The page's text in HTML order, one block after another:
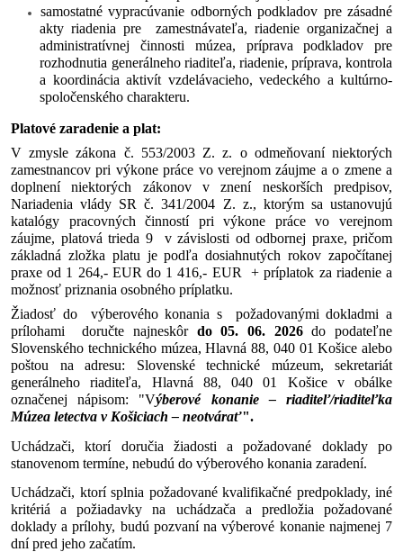
samostatné vypracúvanie odborných podkladov pre zásadné
akty riadenia pre zamestnávateľa, riadenie organizačnej a
administratívnej činnosti múzea, príprava podkladov pre
rozhodnutia generálneho riaditeľa, riadenie, príprava, kontrola
a koordinácia aktivít vzdelávacieho, vedeckého a kultúrno-
spoločenského charakteru.
Platové zaradenie a plat:
V zmysle zákona č. 553/2003 Z. z. o odmeňovaní niektorých
zamestnancov pri výkone práce vo verejnom záujme a o zmene a
doplnení niektorých zákonov v znení neskorších predpisov,
Nariadenia vlády SR č. 341/2004 Z. z., ktorým sa ustanovujú
katalógy pracovných činností pri výkone práce vo verejnom
záujme, platová trieda 9 v závislosti od odbornej praxe, pričom
základná zložka platu je podľa dosiahnutých rokov započítanej
praxe od 1 264,- EUR do 1 416,- EUR+ príplatok za riadenie a
možnosť priznania osobného príplatku.
Žiadosť do výberového konania s požadovanými dokladmi a
prílohami doručte najneskôr do 05. 06. 2026do podateľne
Slovenského technického múzea, Hlavná 88, 040 01 Košice alebo
poštou na adresu: Slovenské technické múzeum, sekretariát
generálneho riaditeľa, Hlavná 88, 040 01 Košice v obálke
označenej nápisom: "Výberové konanie – riaditeľ/riaditeľka
Múzea letectva v Košiciach – neotvárať".
Uchádzači, ktorí doručia žiadosti a požadované doklady po
stanovenom termíne, nebudú do výberového konania zaradení.
Uchádzači, ktorí splnia požadované kvalifikačné predpoklady, iné
kritériá a požiadavky na uchádzača a predložia požadované
doklady a prílohy, budú pozvaní na výberové konanie najmenej 7
dní pred jeho začatím.